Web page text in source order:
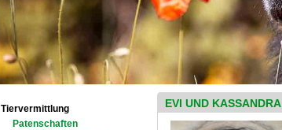
Tiervermittlung
Patenschaften
EVI UND KASSANDRA